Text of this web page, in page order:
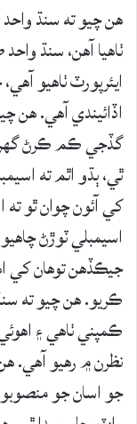
هن چيو ته سنڌ
ٺاهيا آهن، سنڌ
ايئرپورٽ ٺاهيو
اڏائيندي آهي. هن
گڏجي ڪم ڪرڻ
ٿي، ٻڌو اٿم ته
کي آئون چوان ٿو
اسيمبلي ٽوڙڻ
جيڪڏهن توهان کي
ڪريو. هن چيو ته
ڪمپني ٺاهي ۽
نظرن ۾ رهيو آهي.